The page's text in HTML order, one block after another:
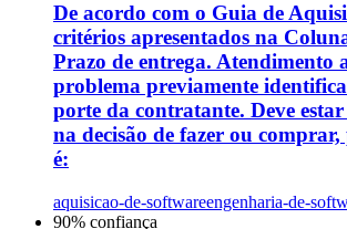
De acordo com o Guia de
critérios apresentados na
Prazo de entrega. Atendimento
problema previamente
porte da contratante. Deve
na decisão de fazer ou
é:
aquisicao-de-softwareengenharia-de-
90% confiança